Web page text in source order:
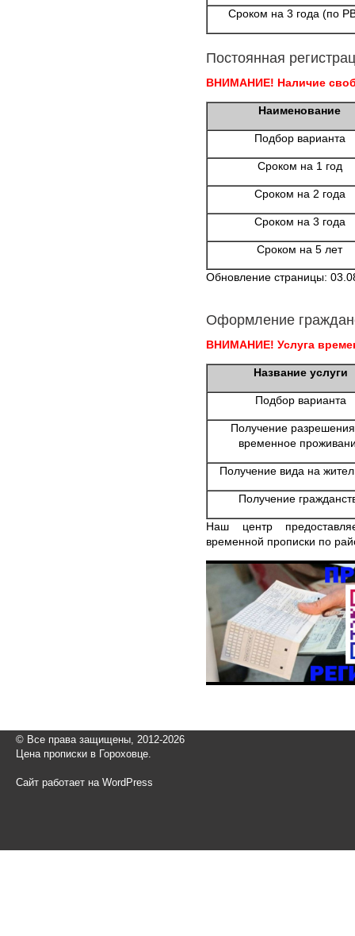
Сроком на 3 года (по
Постоянная
ВНИМАНИЕ! Наличие
Наименование
Подбор варианта
Сроком на 1 год
Сроком на 2 года
Сроком на 3 года
Сроком на 5 лет
Обновление страницы:
Оформление
ВНИМАНИЕ! Услуга
Название услуги
Подбор варианта
Получение
временное
Получение вида на
Получение
Наш центр
временной прописки по
© Все права защищены, 2012-2026
Цена прописки в Гороховце.
Сайт работает на WordPress